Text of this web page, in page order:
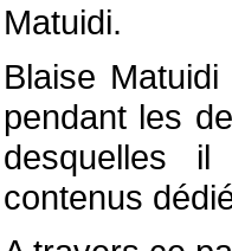
Matuidi.
Blaise
pendant les
desquelles
contenus